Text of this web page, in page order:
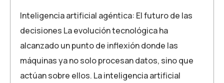
Inteligencia artificial agéntica: El futuro de las
decisiones La evolución tecnológica ha
alcanzado un punto de inflexión donde las
máquinas ya no solo procesan datos, sino que
actúan sobre ellos. La inteligencia artificial